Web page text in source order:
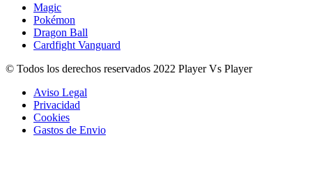
Magic
Pokémon
Dragon Ball
Cardfight Vanguard
© Todos los derechos reservados 2022 Player Vs Player
Aviso Legal
Privacidad
Cookies
Gastos de Envio